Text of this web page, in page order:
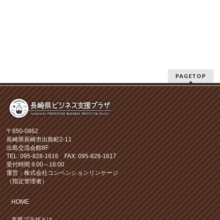
PAGETOP
〒850-0862
長崎県長崎市出島町2-11
出島交流会館8F
TEL: 095-828-1616 FAX: 095-828-1617
受付時間 9:00～18:00
運営：株式会社コンベンションリンケージ
（指定管理者）
HOME